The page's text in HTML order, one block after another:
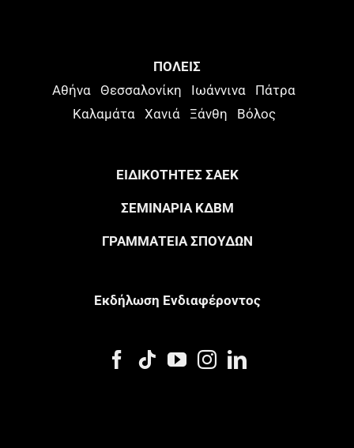
ΠΟΛΕΙΣ
Αθήνα Θεσσαλονίκη Ιωάννινα
Πάτρα
Καλαμάτα
Χανιά Ξάνθη Βόλος
ΕΙΔΙΚΟΤΗΤΕΣ ΣΑΕΚ
ΣΕΜΙΝΑΡΙΑ ΚΔΒΜ
ΓΡΑΜΜΑΤΕΙΑ ΣΠΟΥΔΩΝ
Eκδήλωση Eνδιαφέροντος